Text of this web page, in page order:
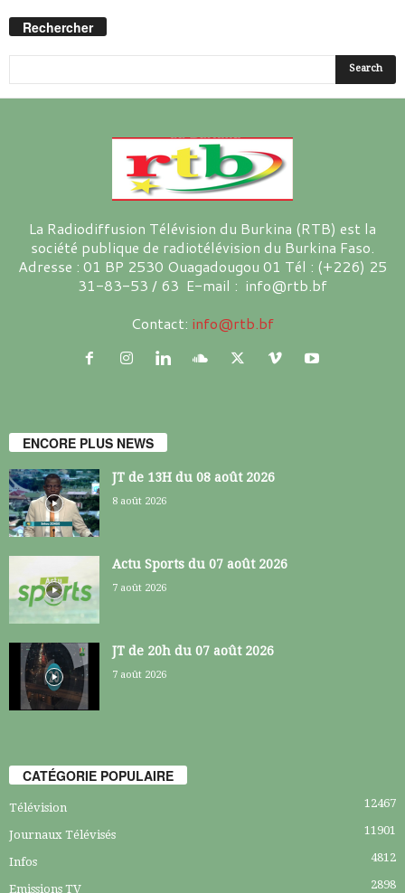
Rechercher
La Radiodiffusion Télévision du Burkina (RTB) est la
société publique de radiotélévision du Burkina Faso.
Adresse : 01 BP 2530 Ouagadougou 01 Tél : (+226) 25
31-83-53 / 63 E-mail : info@rtb.bf
Contact: info@rtb.bf
ENCORE PLUS NEWS
JT de 13H du 08 août 2026
8 août 2026
Actu Sports du 07 août 2026
7 août 2026
JT de 20h du 07 août 2026
7 août 2026
CATÉGORIE POPULAIRE
Télévision 12467
Journaux Télévisés 11901
Infos 4812
Emissions TV 2898